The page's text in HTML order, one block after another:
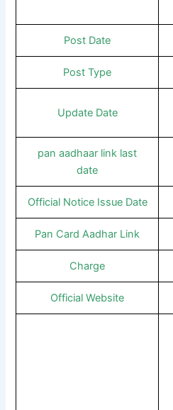
Post Date
Post Type
Update Date
pan aadhaar link last
date
Official Notice Issue Date
Pan Card Aadhar Link
Charge
Official Website